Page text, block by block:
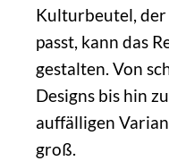
Kulturbeutel, der
passt, kann das
gestalten. Von
Designs bis hin
auffälligen
groß.